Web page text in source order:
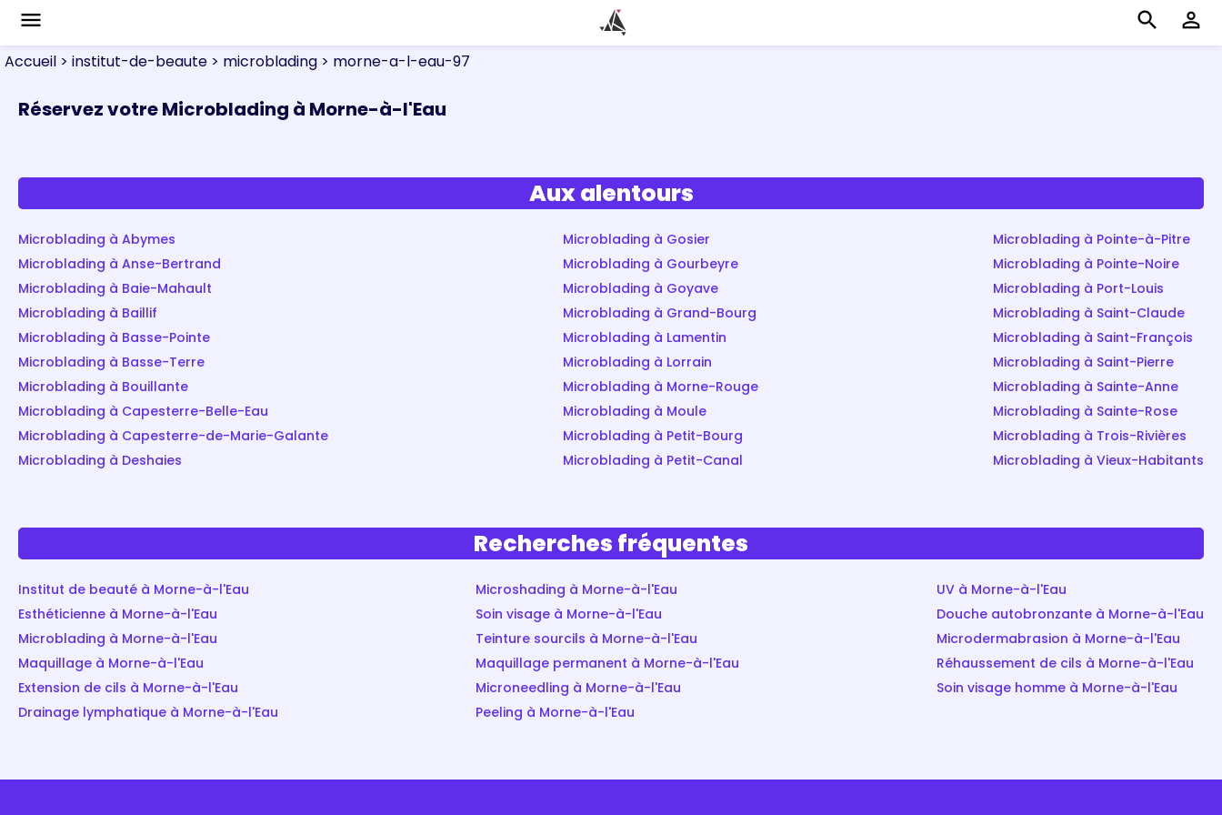
menu search perm_identity
Accueil > institut-de-beaute > microblading > morne-a-l-eau-97
Réservez votre Microblading à Morne-à-l'Eau
Aux alentours
Microblading à Abymes
Microblading à Anse-Bertrand
Microblading à Baie-Mahault
Microblading à Baillif
Microblading à Basse-Pointe
Microblading à Basse-Terre
Microblading à Bouillante
Microblading à Capesterre-Belle-Eau
Microblading à Capesterre-de-Marie-Galante
Microblading à Deshaies
Microblading à Gosier
Microblading à Gourbeyre
Microblading à Goyave
Microblading à Grand-Bourg
Microblading à Lamentin
Microblading à Lorrain
Microblading à Morne-Rouge
Microblading à Moule
Microblading à Petit-Bourg
Microblading à Petit-Canal
Microblading à Pointe-à-Pitre
Microblading à Pointe-Noire
Microblading à Port-Louis
Microblading à Saint-Claude
Microblading à Saint-François
Microblading à Saint-Pierre
Microblading à Sainte-Anne
Microblading à Sainte-Rose
Microblading à Trois-Rivières
Microblading à Vieux-Habitants
Recherches fréquentes
Institut de beauté à Morne-à-l'Eau
Esthéticienne à Morne-à-l'Eau
Microblading à Morne-à-l'Eau
Maquillage à Morne-à-l'Eau
Extension de cils à Morne-à-l'Eau
Drainage lymphatique à Morne-à-l'Eau
Microshading à Morne-à-l'Eau
Soin visage à Morne-à-l'Eau
Teinture sourcils à Morne-à-l'Eau
Maquillage permanent à Morne-à-l'Eau
Microneedling à Morne-à-l'Eau
Peeling à Morne-à-l'Eau
UV à Morne-à-l'Eau
Douche autobronzante à Morne-à-l'Eau
Microdermabrasion à Morne-à-l'Eau
Réhaussement de cils à Morne-à-l'Eau
Soin visage homme à Morne-à-l'Eau